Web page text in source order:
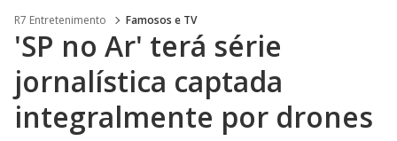
R7 Entretenimento Famosos e TV
'SP no Ar' terá série
jornalística captada
integralmente por drones